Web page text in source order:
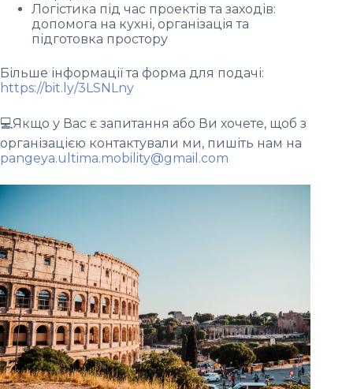
Логістика під час проектів та заходів:
допомога на кухні, організація та
підготовка простору
Більше інформації та форма для подачі:
https://bit.ly/3LSNLny
💻Якщо у Вас є запитання або Ви хочете, щоб з
організацією контактували ми, пишіть нам на
pangeya.ultima.mobility@gmail.com